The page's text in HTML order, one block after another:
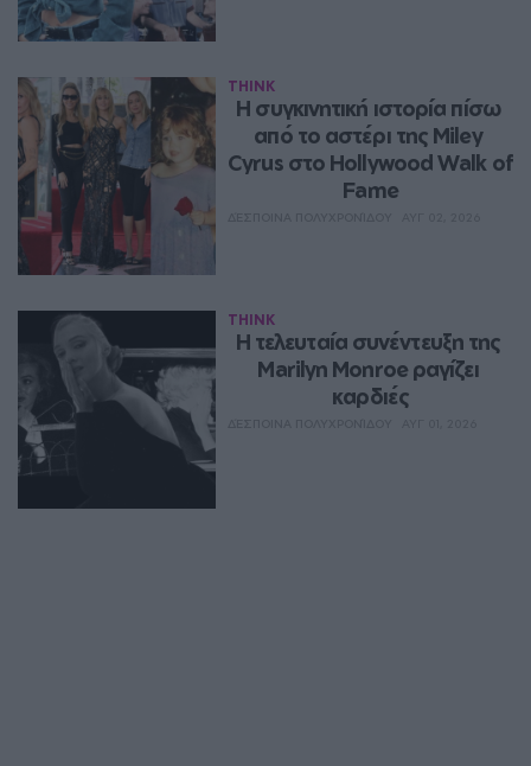
THINK
Η συγκινητική ιστορία πίσω
από το αστέρι της Miley
Cyrus στο Hollywood Walk of
Fame
THINK
Η τελευταία συνέντευξη της
Marilyn Monroe ραγίζει
καρδιές